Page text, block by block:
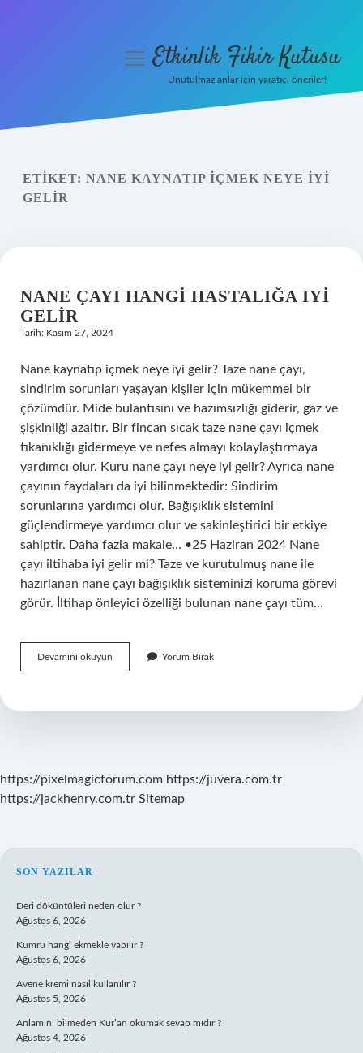
Yasal Uyarı
menüyüEtkinlik Fikir Kutusu
Unutulmaz anlar için yaratıcı öneriler!
ETIKET: NANE KAYNATIP IÇMEK NEYE IYI
GELIR
NANE ÇAYI HANGI HASTALIĞA IYI
GELIR
Tarih: Kasım 27, 2024
Nane kaynatıp içmek neye iyi gelir? Taze nane çayı,
sindirim sorunları yaşayan kişiler için mükemmel bir
çözümdür. Mide bulantısını ve hazımsızlığı giderir, gaz ve
şişkinliği azaltır. Bir fincan sıcak taze nane çayı içmek
tıkanıklığı gidermeye ve nefes almayı kolaylaştırmaya
yardımcı olur. Kuru nane çayı neye iyi gelir? Ayrıca nane
çayının faydaları da iyi bilinmektedir: Sindirim
sorunlarına yardımcı olur. Bağışıklık sistemini
güçlendirmeye yardımcı olur ve sakinleştirici bir etkiye
sahiptir. Daha fazla makale… •25 Haziran 2024 Nane
çayı iltihaba iyi gelir mi? Taze ve kurutulmuş nane ile
hazırlanan nane çayı bağışıklık sisteminizi koruma görevi
görür. İltihap önleyici özelliği bulunan nane çayı tüm…
Devamını okuyun
Çayı
Iyi
Yorum Bırak
https://pixelmagicforum.com https://juvera.com.tr
https://jackhenry.com.tr Sitemap
SIDEBAR
SON YAZILAR
Deri döküntüleri neden olur ?
Ağustos 6, 2026
Kumru hangi ekmekle yapılır ?
Ağustos 6, 2026
Avene kremi nasıl kullanılır ?
Ağustos 5, 2026
Anlamını bilmeden Kur’an okumak sevap mıdır ?
Ağustos 4, 2026